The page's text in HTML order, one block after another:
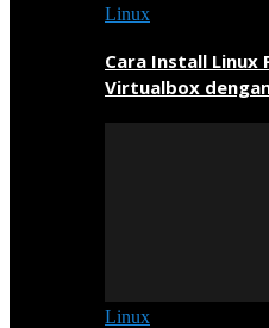
Linux
Cara Install Linux
Virtualbox
Linux